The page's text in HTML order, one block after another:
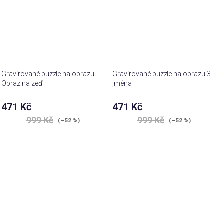
Gravírované puzzle na obrazu -
Obraz na zeď
471 Kč
999 Kč (–52 %)
Gravírované puzzle na obrazu 3
jména
471 Kč
999 Kč (–52 %)